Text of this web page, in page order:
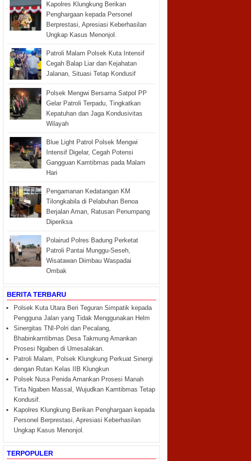
Kapolres Klungkung Berikan
Penghargaan kepada Personel
Berprestasi, Apresiasi Keberhasilan
Ungkap Kasus Menonjol.
Patroli Malam Polsek Kuta Intensif
Cegah Balap Liar dan Kejahatan
Jalanan, Situasi Tetap Kondusif
Polsek Mengwi Bersama Satpol PP
Gelar Patroli Terpadu, Tingkatkan
Kepatuhan dan Jaga Kondusivitas
Wilayah
Blue Light Patrol Polsek Mengwi
Intensif Digelar, Cegah Potensi
Gangguan Kamtibmas pada Malam
Hari
Pengamanan Kedatangan KM
Tilongkabila di Pelabuhan Benoa
Berjalan Aman, Ratusan Penumpang
Diperiksa
Polairud Polres Badung Perketat
Patroli Pantai Munggu-Seseh,
Wisatawan Diimbau Waspadai
Ombak
BERITA TERBARU
Polsek Kuta Utara Beri Teguran Simpatik kepada
Pengguna Jalan yang Tidak Menggunakan Helm
Sinergitas TNI-Polri dan Pecalang,
Bhabinkamtibmas Desa Takmung Amankan
Prosesi Ngaben di Umesalakan.
Patroli Malam, Polsek Klungkung Perkuat Sinergi
dengan Rutan Kelas IIB Klungkun
Polsek Nusa Penida Amankan Prosesi Manah
Tirta Ngaben Massal, Wujudkan Kamtibmas Tetap
Kondusif.
Kapolres Klungkung Berikan Penghargaan kepada
Personel Berprestasi, Apresiasi Keberhasilan
Ungkap Kasus Menonjol.
TERPOPULER